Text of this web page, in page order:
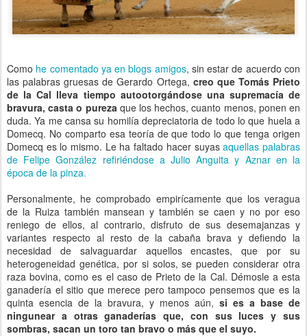
Como he comentado ya en blogs amigos, sin estar de acuerdo con
las palabras gruesas de Gerardo Ortega, creo que Tomás Prieto
de la Cal lleva tiempo autootorgándose una supremacía de
bravura, casta o pureza que los hechos, cuanto menos, ponen en
duda. Ya me cansa su homilía depreciatoria de todo lo que huela a
Domecq. No comparto esa teoría de que todo lo que tenga origen
Domecq es lo mismo. Le ha faltado hacer suyasaquellas palabras
de Felipe González refiriéndose a Julio Anguita y Aznar en la
época de la pinza.
Personalmente, he comprobado empirícamente que los veragua
de la Ruiza también mansean y también se caen y no por eso
reniego de ellos, al contrario, disfruto de sus desemajanzas y
variantes respecto al resto de la cabaña brava y defiendo la
necesidad de salvaguardar aquellos encastes, que por su
heterogeneidad genética, por si solos, se pueden considerar otra
raza bovina, como es el caso de Prieto de la Cal. Démosle a esta
ganadería el sitio que merece pero tampoco pensemos que es la
quinta esencia de la bravura, y menos aún, si es a base de
ningunear a otras ganaderías que, con sus luces y sus
sombras, sacan un toro tan bravo o más que el suyo.